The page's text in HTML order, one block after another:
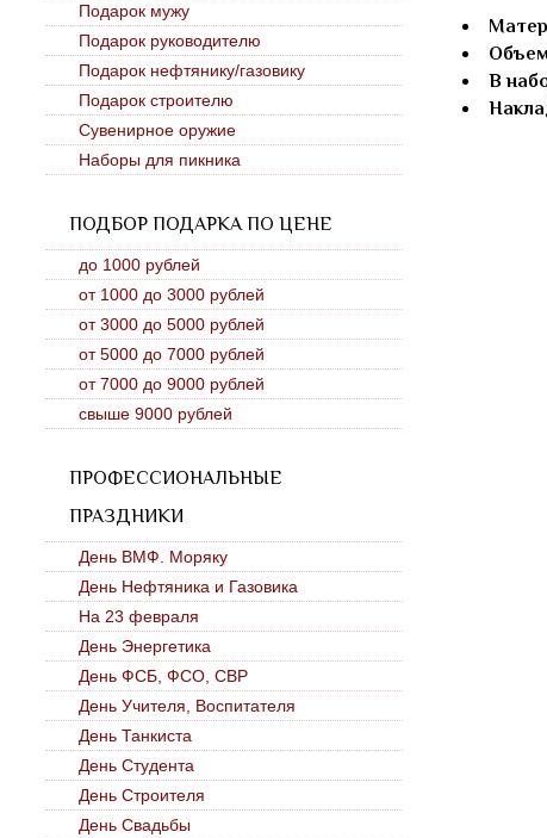
Подарок мужу
Подарок руководителю
Подарок нефтянику/газовику
Подарок строителю
Сувенирное оружие
Наборы для пикника
ПОДБОР ПОДАРКА ПО ЦЕНЕ
до 1000 рублей
от 1000 до 3000 рублей
от 3000 до 5000 рублей
от 5000 до 7000 рублей
от 7000 до 9000 рублей
свыше 9000 рублей
ПРОФЕССИОНАЛЬНЫЕ
ПРАЗДНИКИ
День ВМФ. Моряку
День Нефтяника и Газовика
На 23 февраля
День Энергетика
День ФСБ, ФСО, СВР
День Учителя, Воспитателя
День Танкиста
День Студента
День Строителя
День Свадьбы
В